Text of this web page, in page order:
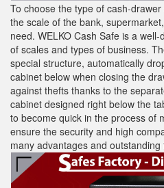
To choose the type of cash-
the scale of the bank,
need. WELKO Cash Safe is a
of scales and types of business.
special structure, automatically
cabinet below when closing the
against thefts thanks to the
cabinet designed right below the
to become quick in the process of
ensure the security and high
many advantages and outstanding